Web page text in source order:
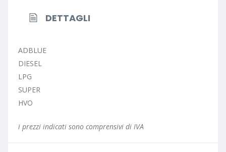
DETTAGLI
ADBLUE
DIESEL
LPG
SUPER
HVO
i prezzi indicati sono comprensivi di IVA